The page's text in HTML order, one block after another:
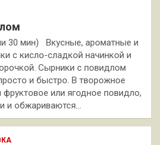
30 мин) Вкусные, ароматные и
с кисло-сладкой начинкой и
Сырники с повидлом
и быстро. В творожное
или ягодное повидло,
и обжариваются…